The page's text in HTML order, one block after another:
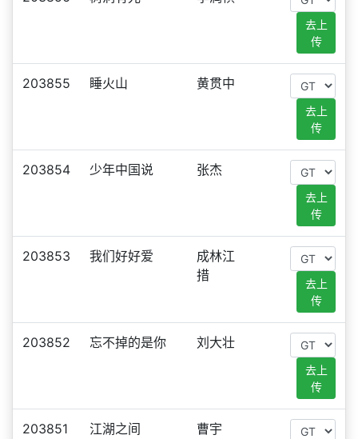
去上
传
203855 睡火山 黄贯中
去上
传
203854 少年中国说 张杰
去上
传
203853 我们好好爱
成林江
措
去上
传
203852 忘不掉的是你 刘大壮
去上
传
203851 江湖之间
曹宇